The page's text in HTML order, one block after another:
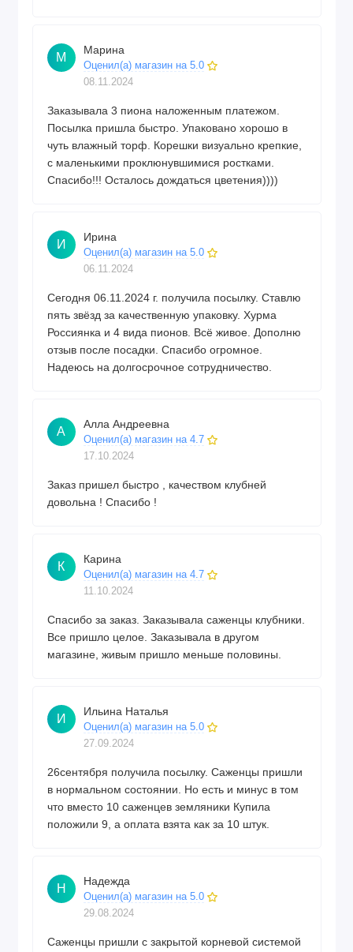
М
Марина
Оценил(а) магазин на 5.0
08.11.2024
Заказывала 3 пиона наложенным платежом.
Посылка пришла быстро. Упаковано хорошо в
чуть влажный торф. Корешки визуально крепкие,
с маленькими проклюнувшимися ростками.
Спасибо!!! Осталось дождаться цветения))))
И
Ирина
Оценил(а) магазин на 5.0
06.11.2024
Сегодня 06.11.2024 г. получила посылку. Ставлю
пять звёзд за качественную упаковку. Хурма
Россиянка и 4 вида пионов. Всё живое. Дополню
отзыв после посадки. Спасибо огромное.
Надеюсь на долгосрочное сотрудничество.
А
Алла Андреевна
Оценил(а) магазин на 4.7
17.10.2024
Заказ пришел быстро , качеством клубней
довольна ! Спасибо !
К
Карина
Оценил(а) магазин на 4.7
11.10.2024
Спасибо за заказ. Заказывала саженцы клубники.
Все пришло целое. Заказывала в другом
магазине, живым пришло меньше половины.
И
Ильина Наталья
Оценил(а) магазин на 5.0
27.09.2024
26сентября получила посылку. Саженцы пришли
в нормальном состоянии. Но есть и минус в том
что вместо 10 саженцев земляники Купила
положили 9, а оплата взята как за 10 штук.
Н
Надежда
Оценил(а) магазин на 5.0
29.08.2024
Саженцы пришли с закрытой корневой системой